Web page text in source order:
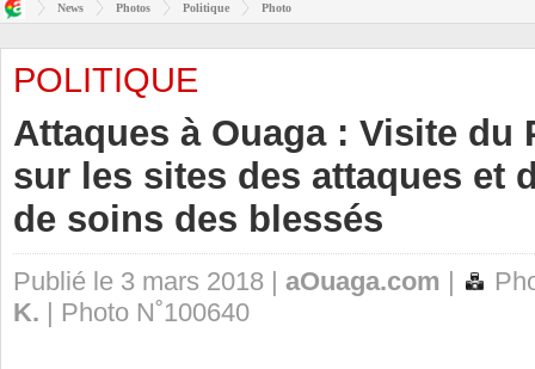
News Photos Politique Photo
POLITIQUE
Attaques à Ouaga : Visite du
sur les sites des attaques et
de soins des blessés
Publié le 3 mars 2018 | aOuaga.com |
K. | Photo N˚100640